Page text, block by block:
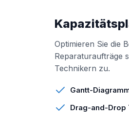
Optimieren Sie die
Reparaturaufträge
Technikern zu.
Gantt-
Drag-and-Drop